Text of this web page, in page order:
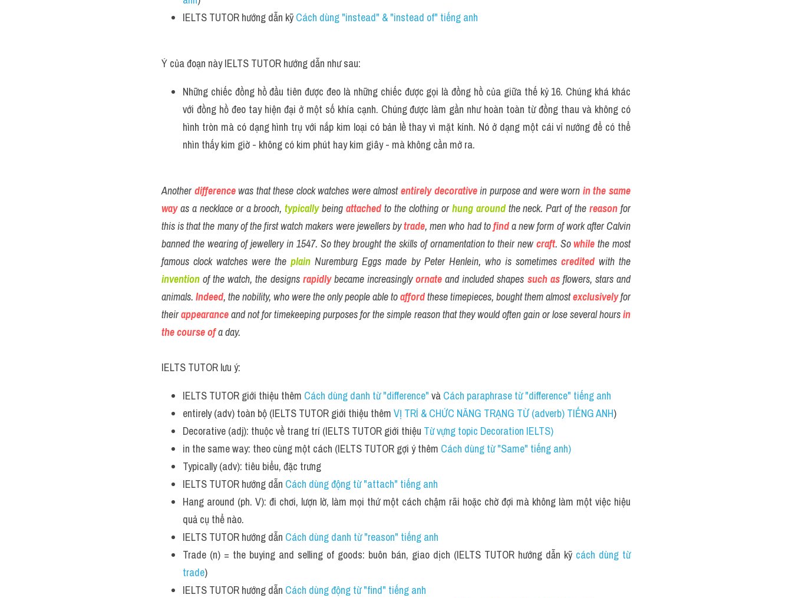
IELTS TUTOR hướng dẫn kỹ Cách dùng "instead" & "instead of" tiếng anh
Ý của đoạn này IELTS TUTOR hướng dẫn như sau:
Những chiếc đồng hồ đầu tiên được đeo là những chiếc được gọi là đồng hồ của giữa thế kỷ 16. Chúng khá khác
với đồng hồ đeo tay hiện đại ở một số khía cạnh. Chúng được làm gần như hoàn toàn từ đồng thau và không có
hình tròn mà có dạng hình trụ với nắp kim loại có bản lề thay vì mặt kính. Nó ở dạng một cái vỉ nướng để có thể
nhìn thấy kim giờ - không có kim phút hay kim giây - mà không cần mở ra.
Another difference was that these clock watches were almost entirelydecorative in purpose and were worn in the same
way as a necklace or a brooch, typically being attached to the clothing or hung around the neck. Part of the reason for
this is that the many of the first watch makers were jewellers by trade, men who had to find a new form of work after Calvin
banned the wearing of jewellery in 1547. So they brought the skills of ornamentation to their new craft. So while the most
famous clock watches were the plain Nuremburg Eggs made by Peter Henlein, who is sometimes credited
invention of the watch, the designs rapidly became increasingly ornate and included shapes such as flowers, stars and
animals. Indeed, the nobility, who were the only people able to afford these timepieces, bought them almost exclusively for
their appearance and not for timekeeping purposes for the simple reason that they would often gain or lose several hours in
the course of a day.
IELTS TUTOR lưu ý:
IELTS TUTOR giới thiệu thêm Cách dùng danh từ "difference" và Cách paraphrase từ "difference" tiếng anh
entirely (adv) toàn bộ (IELTS TUTOR giới thiệu thêm VỊ TRÍ & CHỨC NĂNG TRẠNG TỪ (adverb) TIẾNG ANH)
Decorative (adj): thuộc về trang trí (IELTS TUTOR giới thiệu Từ vựng topic Decoration IELTS)
in the same way: theo cùng một cách (IELTS TUTOR gợi ý thêm Cách dùng từ "Same" tiếng anh)
Typically (adv): tiêu biểu, đặc trưng
IELTS TUTOR hướng dẫn Cách dùng động từ "attach" tiếng anh
Hang around (ph. V): đi chơi, lượn lờ, làm mọi thứ một cách chậm rãi hoặc chờ đợi mà không làm một việc hiệu
quả cụ thể nào.
IELTS TUTOR hướng dẫn Cách dùng danh từ "reason" tiếng anh
Trade (n) = the buying and selling of goods: buôn bán, giao dịch (IELTS TUTOR hướng dẫn kỹ cách dùng từ
trade)
IELTS TUTOR hướng dẫn Cách dùng động từ "find" tiếng anh